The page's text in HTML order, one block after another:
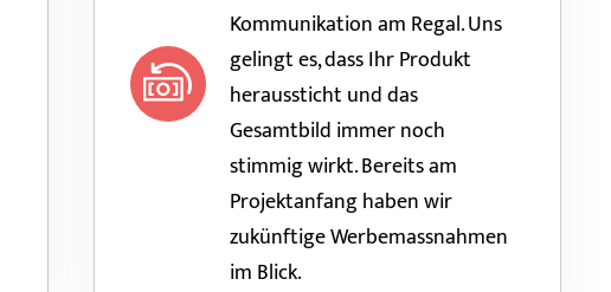
Kommunikation am Regal. Uns
gelingt es, dass Ihr Produkt
heraussticht und das
Gesamtbild immer noch
stimmig wirkt. Bereits am
Projektanfang haben wir
zukünftige Werbemassnahmen
im Blick.